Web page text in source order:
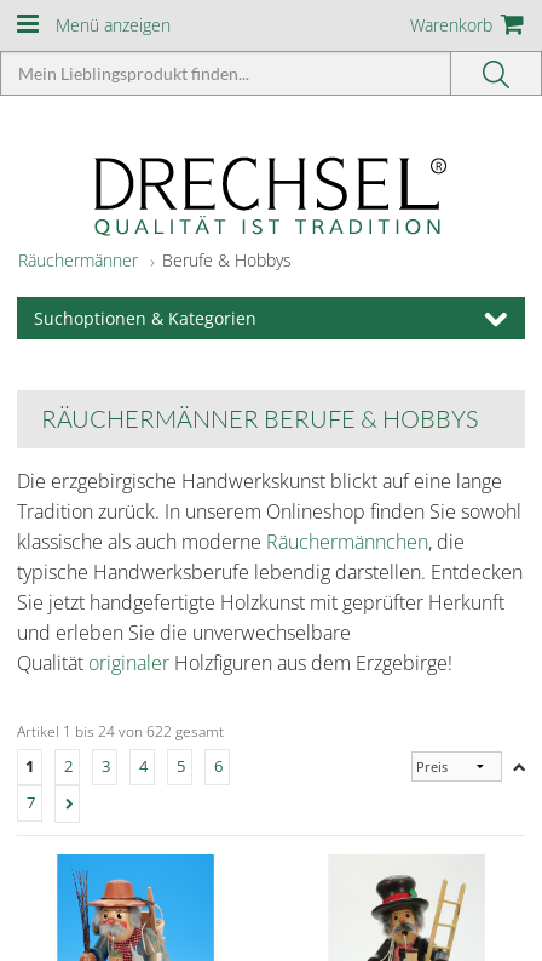
Menü anzeigen Warenkorb
Räuchermänner Berufe & Hobbys
Suchoptionen & Kategorien
RÄUCHERMÄNNER BERUFE & HOBBYS
Die erzgebirgische Handwerkskunst blickt auf eine lange
Tradition zurück. In unserem Onlineshop finden Sie sowohl
klassische als auch moderne Räuchermännchen, die
typische Handwerksberufe lebendig darstellen. Entdecken
Sie jetzt handgefertigte Holzkunst mit geprüfter Herkunft
und erleben Sie die unverwechselbare
Qualität originaler Holzfiguren aus dem Erzgebirge!
Artikel 1 bis 24 von 622 gesamt
1
2 3 4 5
6
7